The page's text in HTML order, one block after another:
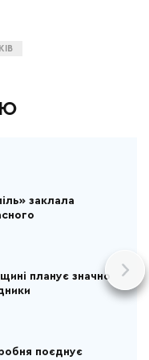
заклала
планує значно
поєднує